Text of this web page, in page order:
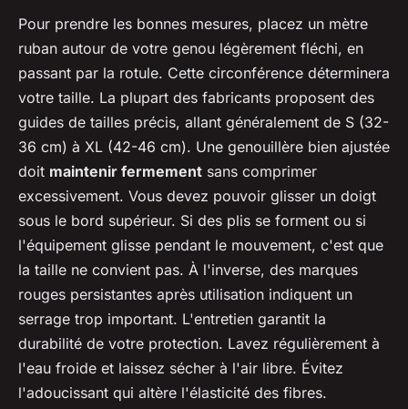
Pour prendre les bonnes mesures, placez un mètre
ruban autour de votre genou légèrement fléchi, en
passant par la rotule. Cette circonférence déterminera
votre taille. La plupart des fabricants proposent des
guides de tailles précis, allant généralement de S (32-
36 cm) à XL (42-46 cm). Une genouillère bien ajustée
doit maintenir fermement sans comprimer
excessivement. Vous devez pouvoir glisser un doigt
sous le bord supérieur. Si des plis se forment ou si
l'équipement glisse pendant le mouvement, c'est que
la taille ne convient pas. À l'inverse, des marques
rouges persistantes après utilisation indiquent un
serrage trop important. L'entretien garantit la
durabilité de votre protection. Lavez régulièrement à
l'eau froide et laissez sécher à l'air libre. Évitez
l'adoucissant qui altère l'élasticité des fibres.